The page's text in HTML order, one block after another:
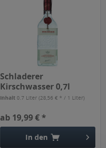
Schladerer
Kirschwasser 0,7l
Inhalt0.7 Liter(28,56 € * / 1 Liter)
ab 19,99 € *
In den